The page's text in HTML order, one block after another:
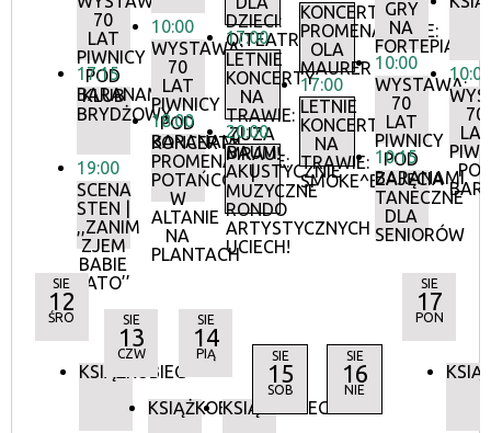
70
LAT
PIWNICY
POD
BARANAMI
17:15
KLUB
BRYDŻOWY
19:00
SCENA
STEN |
,,ZANIM
ZJEM
BABIE
LATO’’
10:00
WYSTAWA:
70
LAT
PIWNICY
POD
BARANAMI
18:00
KONCERTY
PROMENADOWE:
POTAŃCÓWKA
W
ALTANIE
NA
PLANTACH
DZIECI:
O!TEATR
17:00
LETNIE
KONCERTY
NA
TRAWIE:
ZUZA
BAUM
AKUSTYCZNIE
20:00
MRAU!
|
MUZYCZNE
RONDO
ARTYSTYCZNYCH
UCIECH!
KONCERTY
PROMENADOWE:
OLA
MAURER
17:00
LETNIE
KONCERTY
NA
TRAWIE:
SMOKE^BLUES
GRY
NA
FORTEPIANIE
10:00
WYSTAWA:
70
LAT
PIWNICY
POD
BARANAMI
10:15
ZAJĘCIA
TANECZNE
DLA
SENIORÓW
10:00
70
LAT
SIE
12
ŚRO
KSIĄŻKOBIEG
SIE
13
CZW
KSIĄŻKOBIEG
SIE
14
PIĄ
KSIĄŻKOBIEG
SIE
15
SOB
SIE
16
NIE
SIE
17
PON